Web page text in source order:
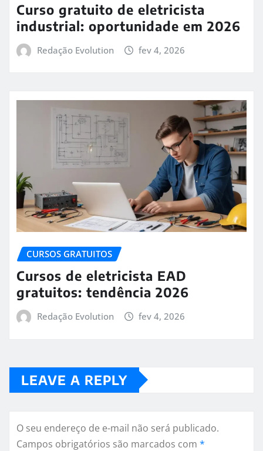
Curso gratuito de eletricista
industrial: oportunidade em 2026
Redação Evolution fev 4, 2026
CURSOS GRATUITOS
Cursos de eletricista EAD
gratuitos: tendência 2026
Redação Evolution fev 4, 2026
LEAVE A REPLY
O seu endereço de e-mail não será publicado.
Campos obrigatórios são marcados com *